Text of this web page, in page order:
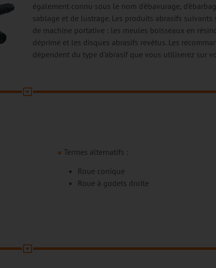
également connu sous le nom d'ébavurage,
sablage et de lustrage. Les produits abrasifs
de machine portative : les meules boisseaux en
déprimé et les disques abrasifs revêtus. Les
dépendent du type d'abrasif que vous utiliserez sur
■ Termes alternatifs :
Roue conique
Roue à godets droite